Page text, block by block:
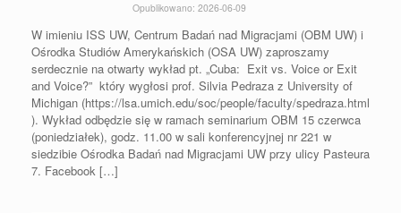
Opublikowano: 2026-06-09
W imieniu ISS UW, Centrum Badań nad Migracjami (OBM UW) i
Ośrodka Studiów Amerykańskich (OSA UW) zaproszamy
serdecznie na otwarty wykład pt. „Cuba: Exit vs. Voice or Exit
and Voice?” który wygłosi prof. Silvia Pedraza z University of
Michigan (https://lsa.umich.edu/soc/people/faculty/spedraza.html
). Wykład odbędzie się w ramach seminarium OBM 15 czerwca
(poniedziałek), godz. 11.00 w sali konferencyjnej nr 221 w
siedzibie Ośrodka Badań nad Migracjami UW przy ulicy Pasteura
7. Facebook […]